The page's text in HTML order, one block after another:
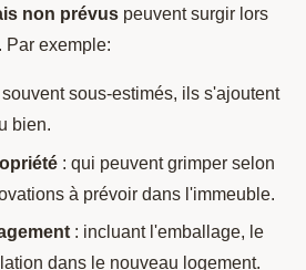
non prévus peuvent surgir lors
Par exemple:
souvent sous-estimés, ils s'ajoutent
bien.
: qui peuvent grimper selon
à prévoir dans l'immeuble.
: incluant l'emballage, le
dans le nouveau logement.